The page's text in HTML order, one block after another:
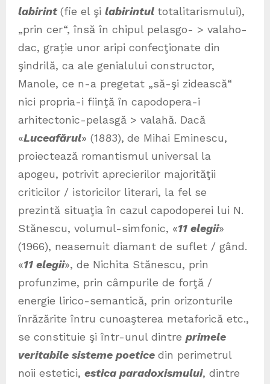
labirint(fie el şi labirintul totalitarismului),
„prin cer“, însă în chipul pelasgo- > valaho-
dac, grație unor aripi confecţionate din
şindrilă, ca ale genialului constructor,
Manole, ce n-a pregetat „să-şi zidească“
nici propria-i fiinţă în capodopera-i
arhitectonic-pelasgă > valahă. Dacă
«Luceafărul» (1883), de Mihai Eminescu,
proiectează romantismul universal la
apogeu, potrivit aprecierilor majorităţii
criticilor / istoricilor literari, la fel se
prezintă situaţia în cazul capodoperei lui N.
Stănescu, volumul-simfonic, «11 elegii»
(1966), neasemuit diamant de suflet / gând.
«11 elegii», de Nichita Stănescu, prin
profunzime, prin câmpurile de forţă /
energie lirico-semantică, prin orizonturile
înrăzărite întru cunoaşterea metaforică etc.,
se constituie şi într-unul dintre primele
veritabile sisteme poetice din perimetrul
noii estetici, estica paradoxismului, dintre